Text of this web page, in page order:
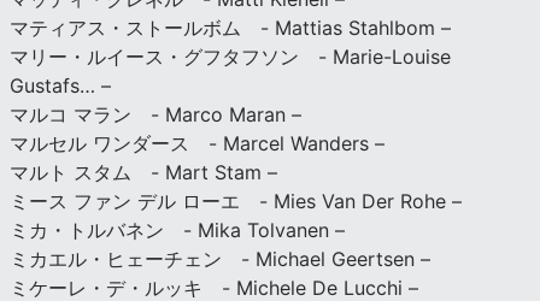
マティアス・ストールボム - Mattias Stahlbom –
マリー・ルイース・グフタフソン - Marie-Louise
Gustafs… –
マルコ マラン - Marco Maran –
マルセル ワンダース - Marcel Wanders –
マルト スタム - Mart Stam –
ミース ファン デル ローエ - Mies Van Der Rohe –
ミカ・トルバネン - Mika Tolvanen –
ミカエル・ヒェーチェン - Michael Geertsen –
ミケーレ・デ・ルッキ - Michele De Lucchi –